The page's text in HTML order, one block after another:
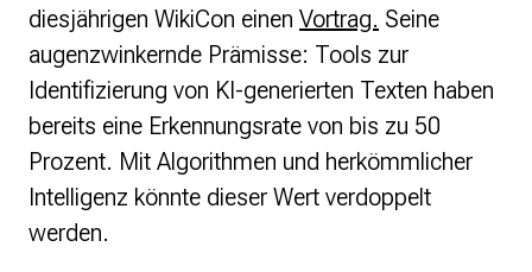
diesjährigen WikiCon einen Vortrag. Seine
augenzwinkernde Prämisse: Tools zur
Identifizierung von KI-generierten Texten haben
bereits eine Erkennungsrate von bis zu 50
Prozent. Mit Algorithmen und herkömmlicher
Intelligenz könnte dieser Wert verdoppelt
werden.